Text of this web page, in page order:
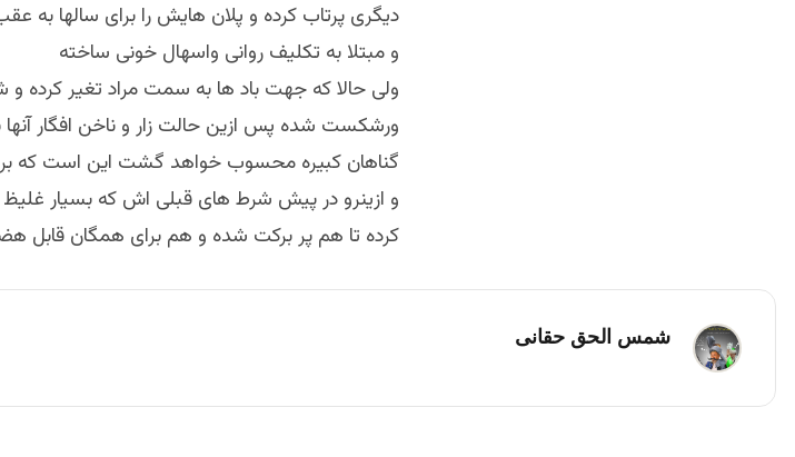
ديگری پرتاب کرده و پلان هايش را برای سالها به
و مبتلا به تکليف روانی واسهال خونی ساخته
ولی حالا که جهت باد ها به سمت مراد تغير
ورشکست شده پس ازين حالت زار و ناخن افگار آنها
گناهان کبيره محسوب خواهد گشت اين است که
و ازينرو در پيش شرط های قبلی اش که بسيار
کرده تا هم پر برکت شده و هم برای همگان قابل
شمس الحق حقانی